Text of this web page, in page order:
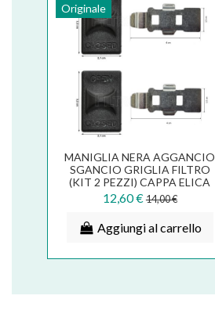
Originale
MANIGLIA NERA AGGANCIO
SGANCIO GRIGLIA FILTRO
(KIT 2 PEZZI) CAPPA ELICA
TURBOAIR
12,60 €14,00 €
Aggiungi al carrello